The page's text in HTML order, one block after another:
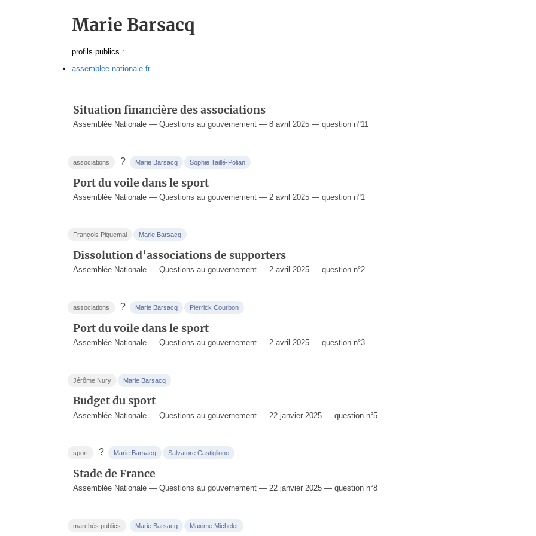
Marie Barsacq
profils publics :
assemblee-nationale.fr
Situation financière des associations
Assemblée Nationale — Questions au gouvernement — 8 avril 2025 — question n°11
associations ? Marie Barsacq Sophie Taillé-Polian
Port du voile dans le sport
Assemblée Nationale — Questions au gouvernement — 2 avril 2025 — question n°1
François Piquemal Marie Barsacq
Dissolution d’associations de supporters
Assemblée Nationale — Questions au gouvernement — 2 avril 2025 — question n°2
associations ? Marie Barsacq Pierrick Courbon
Port du voile dans le sport
Assemblée Nationale — Questions au gouvernement — 2 avril 2025 — question n°3
Jérôme Nury Marie Barsacq
Budget du sport
Assemblée Nationale — Questions au gouvernement — 22 janvier 2025 — question n°5
sport ? Marie Barsacq Salvatore Castiglione
Stade de France
Assemblée Nationale — Questions au gouvernement — 22 janvier 2025 — question n°8
marchés publics Marie Barsacq Maxime Michelet